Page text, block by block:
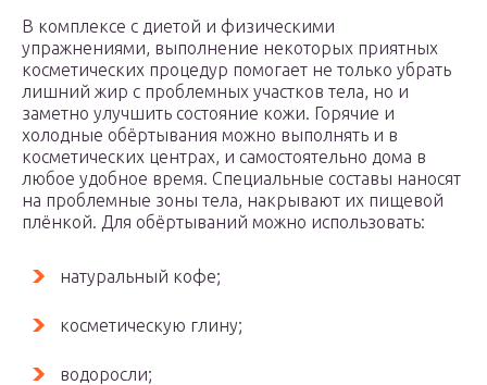
В комплексе с диетой и физическими
упражнениями, выполнение некоторых приятных
косметических процедур помогает не только убрать
лишний жир с проблемных участков тела, но и
заметно улучшить состояние кожи. Горячие и
холодные обёртывания можно выполнять и в
косметических центрах, и самостоятельно дома в
любое удобное время. Специальные составы наносят
на проблемные зоны тела, накрывают их пищевой
плёнкой. Для обёртываний можно использовать:
натуральный кофе;
косметическую глину;
водоросли;